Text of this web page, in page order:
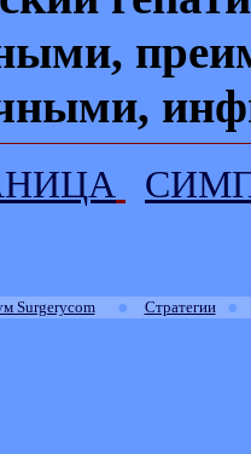
Surgerycom ● Стратегии ●